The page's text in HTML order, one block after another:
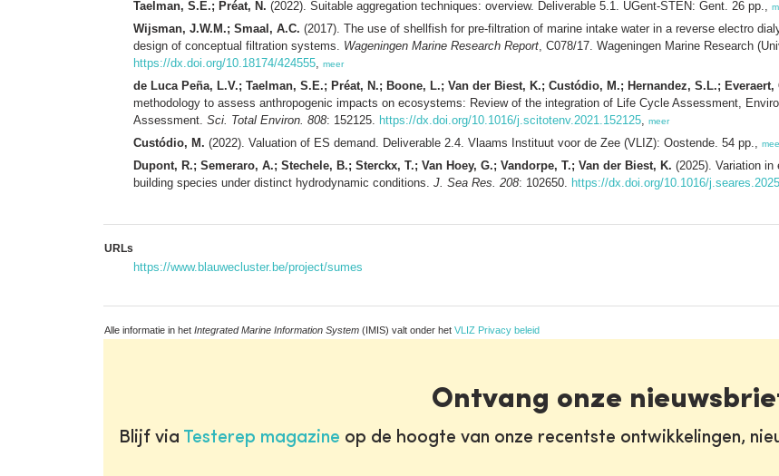
Taelman, S.E.; Préat, N. (2022). Suitable aggregation techniques: overview. Deliverable 5.1. UGent-STEN: Gent. 26 pp.,
Wijsman, J.W.M.; Smaal, A.C. (2017). The use of shellfish for pre-filtration of marine intake water in a reverse electro
design of conceptual filtration systems. Wageningen Marine Research Report , C078/17. Wageningen Marine Research
https://dx.doi.org/10.18174/424555
meer
de Luca Peña, L.V.; Taelman, S.E.; Préat, N.; Boone, L.; Van der Biest, K.; Custódio, M.; Hernandez, S.L.; Everaert,
methodology to assess anthropogenic impacts on ecosystems: Review of the integration of Life Cycle Assessment,
Assessment. Sci. Total Environ. 808: 152125. https://dx.doi.org/10.1016/j.scitotenv.2021.152125 meer
Custódio, M. (2022). Valuation of ES demand. Deliverable 2.4. Vlaams Instituut voor de Zee (VLIZ): Oostende. 54 pp.,
Dupont, R.; Semeraro, A.; Stechele, B.; Sterckx, T.; Van Hoey, G.; Vandorpe, T.; Van der Biest, K. (2025). Variation
building species under distinct hydrodynamic conditions. J. Sea Res. 208: 102650. https://dx.doi.org/10.1016/
URLs
https://www.blauwecluster.be/project/sumes
Alle informatie in het Integrated Marine Information System (IMIS) valt onder het VLIZ Privacy beleid
Ontvang onze
Blijf via Testerep magazine op de hoogte van onze recentste ontwikkelingen,